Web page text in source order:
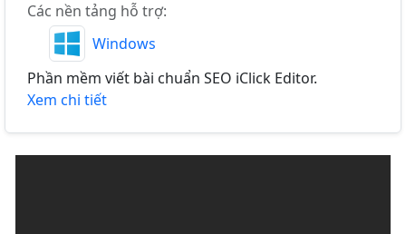
Các nền tảng hỗ trợ:
Windows
Phần mềm viết bài chuẩn SEO iClick Editor.
Xem chi tiết